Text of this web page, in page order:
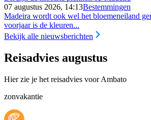
07 augustus 2026, 14:13Bestemmingen
Madeira wordt ook wel het bloemeneiland
voorjaar is de kleuren...
Bekijk alle nieuwsberichten
Reisadvies augustus
Hier zie je het reisadvies voor Ambato
zonvakantie